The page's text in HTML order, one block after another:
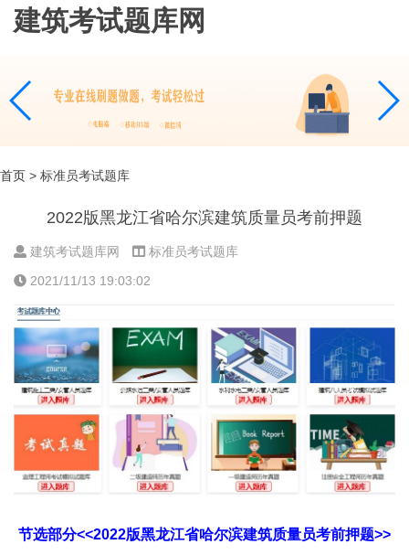
建筑考试题库网
首页 > 标准员考试题库
2022版黑龙江省哈尔滨建筑质量员考前押题
建筑考试题库网
标准员考试题库
2021/11/13 19:03:02
节选部分<<2022版黑龙江省哈尔滨建筑质量员考前押题>>